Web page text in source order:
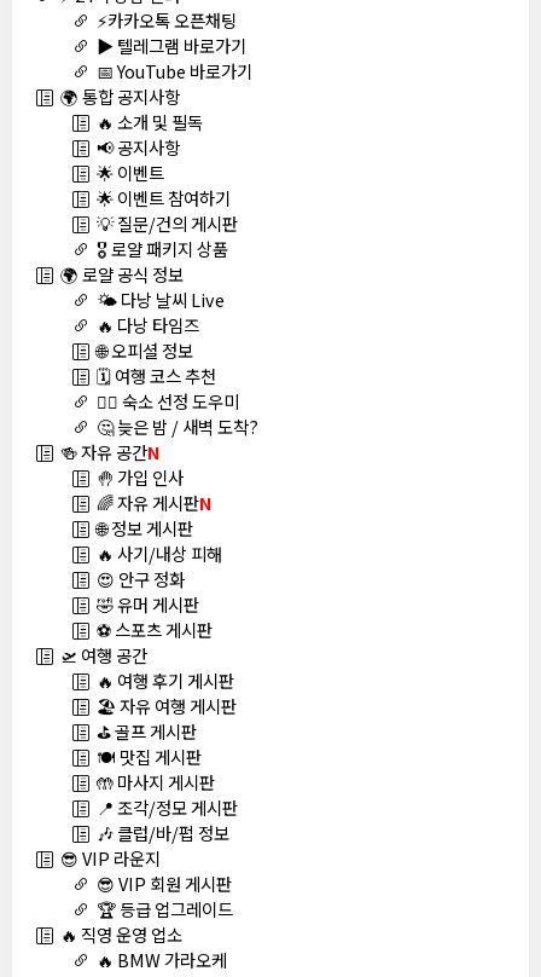
⚡카카오톡 오픈채팅
▶️ 텔레그램 바로가기
📅 YouTube 바로가기
🌍 통합 공지사항
🔥 소개 및 필독
📢 공지사항
🌟 이벤트
🌟 이벤트 참여하기
💡 질문/건의 게시판
🎖️ 로얄 패키지 상품
🌍 로얄 공식 정보
🌤️ 다낭 날씨 Live
🔥 다낭 타임즈
🌐 오피셜 정보
🗓️ 여행 코스 추천
🏊‍♀️ 숙소 선정 도우미
🤔 늦은 밤 / 새벽 도착?
🍻 자유 공간N
🤚 가입 인사
🌈 자유 게시판N
🌐 정보 게시판
🔥 사기/내상 피해
😍 안구 정화
🤣 유머 게시판
⚽ 스포츠 게시판
🛫 여행 공간
🔥 여행 후기 게시판
🏖️ 자유 여행 게시판
⛳ 골프 게시판
🍽️ 맛집 게시판
🤲 마사지 게시판
📍 조각/정모 게시판
🎶 클럽/바/펍 정보
😎 VIP 라운지
😎 VIP 회원 게시판
🏆 등급 업그레이드
🔥 직영 운영 업소
🔥 BMW 가라오케